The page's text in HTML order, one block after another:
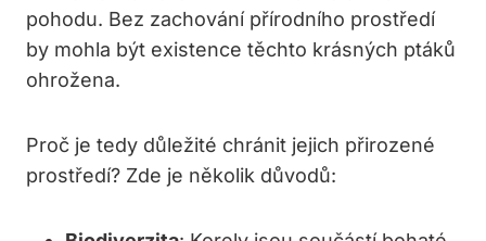
pohodu. Bez zachování přírodního prostředí
by mohla být existence těchto krásných ptáků
ohrožena.
Proč je tedy důležité chránit jejich přirozené
prostředí? Zde je několik důvodů: